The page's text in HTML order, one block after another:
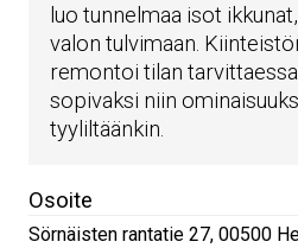
luo tunnelmaa isot
valon tulvimaan.
remontoi tilan
sopivaksi niin
tyyliltäänkin.
Osoite
Sörnäisten rantatie 27, 00500